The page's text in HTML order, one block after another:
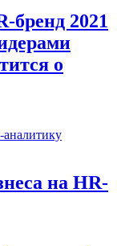
2021
о
на HR-